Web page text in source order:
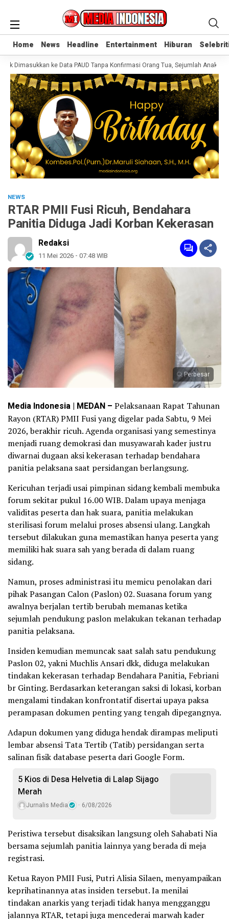
Home News Headline Entertainment Hiburan
Home News Headline Entertainment Hiburan
Dimasukkan ke Data PAUD Tanpa Konfirmasi Orang Tua, Sejumlah Anak
NEWS
RTAR PMII Fusi Ricuh, Bendahara
Panitia Diduga Jadi Korban Kekerasan
Redaksi
11 Mei 2026 - 07:48 WIB
Perbesar
Media Indonesia | MEDAN – Pelaksanaan Rapat Tahunan
Rayon (RTAR) PMII Fusi yang digelar pada Sabtu, 9 Mei
2026, berakhir ricuh. Agenda organisasi yang semestinya
menjadi ruang demokrasi dan musyawarah kader justru
diwarnai dugaan aksi kekerasan terhadap bendahara
panitia pelaksana saat persidangan berlangsung.
Kericuhan terjadi usai pimpinan sidang kembali membuka
forum sekitar pukul 16.00 WIB. Dalam upaya menjaga
validitas peserta dan hak suara, panitia melakukan
sterilisasi forum melalui proses absensi ulang. Langkah
tersebut dilakukan guna memastikan hanya peserta yang
memiliki hak suara sah yang berada di dalam ruang
sidang.
Namun, proses administrasi itu memicu penolakan dari
pihak Pasangan Calon (Paslon) 02. Suasana forum yang
awalnya berjalan tertib berubah memanas ketika
sejumlah pendukung paslon melakukan tekanan terhadap
panitia pelaksana.
Insiden kemudian memuncak saat salah satu pendukung
Paslon 02, yakni Muchlis Ansari dkk, diduga melakukan
tindakan kekerasan terhadap Bendahara Panitia, Febriani
br Ginting. Berdasarkan keterangan saksi di lokasi, korban
mengalami tindakan konfrontatif disertai upaya paksa
perampasan dokumen penting yang tengah dipegangnya.
Adapun dokumen yang diduga hendak dirampas meliputi
lembar absensi Tata Tertib (Tatib) persidangan serta
salinan fisik database peserta dari Google Form.
5 Kios di Desa Helvetia di Lalap Sijago
Merah
Jurnalis Media 6/08/2026
Peristiwa tersebut disaksikan langsung oleh Sahabati Nia
bersama sejumlah panitia lainnya yang berada di meja
registrasi.
Ketua Rayon PMII Fusi, Putri Alisia Silaen, menyampaikan
keprihatinannya atas insiden tersebut. Ia menilai
tindakan anarkis yang terjadi tidak hanya mengganggu
jalannya RTAR, tetapi juga mencederai marwah kader